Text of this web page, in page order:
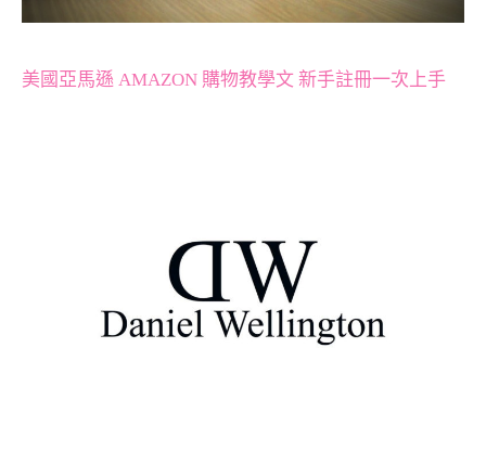
美國亞馬遜 AMAZON 購物教學文 新手註冊一次上手